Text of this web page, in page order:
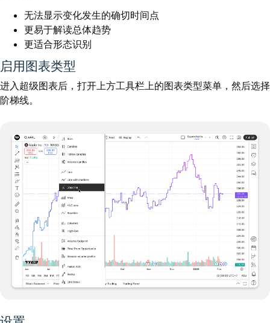
无法显示变化发生的确切时间点
更易于解读总体趋势
更适合形态识别
启用图表类型
进入超级图表后，打开上方工具栏上的图表类型菜单，然后选择
阶梯线。